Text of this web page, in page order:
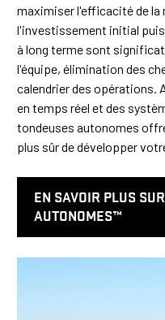
maximiser l'efficacité de la
l'investissement initial
à long terme sont
l'équipe, élimination des
calendrier des opérations.
en temps réel et des
tondeuses autonomes
plus sûr de développer
EN SAVOIR PLUS
AUTONOMES™